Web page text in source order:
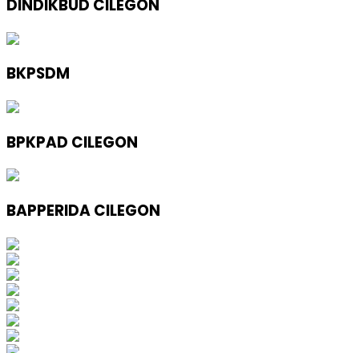
DINDIKBUD CILEGON
BKPSDM
BPKPAD CILEGON
BAPPERIDA CILEGON